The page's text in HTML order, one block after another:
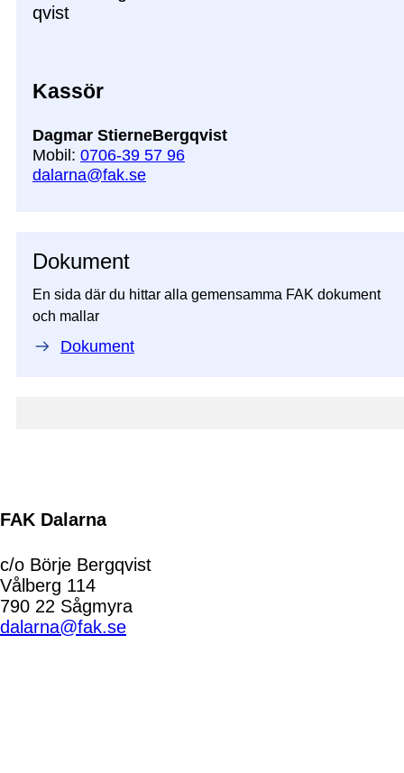
Kassör
Dagmar StierneBergqvist
Mobil: 0706-39 57 96
dalarna@fak.se
Dokument
En sida där du hittar alla gemensamma FAK dokument
och mallar
Dokument
FAK Dalarna
c/o Börje Bergqvist
Vålberg 114
790 22 Sågmyra
dalarna@fak.se